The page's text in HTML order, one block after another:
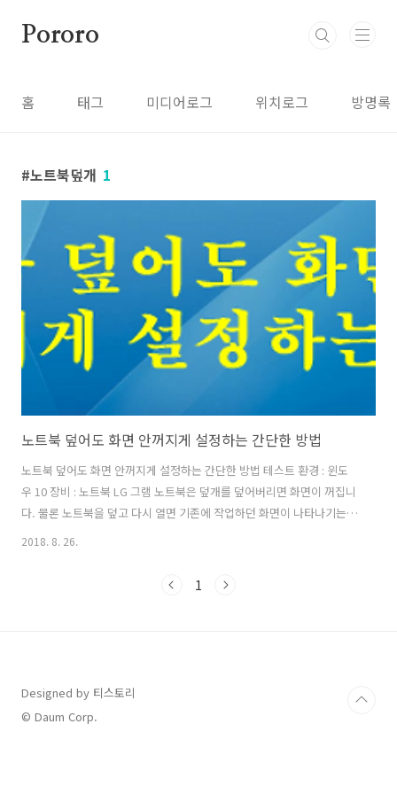
Pororo
홈 태그 미디어로그 위치로그 방명록
노트북덮개 1
노트북 덮어도 화면 안꺼지게 설정하는 간단한 방법
노트북 덮어도 화면 안꺼지게 설정하는 간단한 방법 테스트 환경 : 윈도
우 10 장비 : 노트북 LG 그램 노트북은 덮개를 덮어버리면 화면이 꺼집니
다. 물론 노트북을 덮고 다시 열면 기존에 작업하던 화면이 나타나기는
합니다. 이것은 노트북 덮개를 덮어버리면 작업 중이던 내용을 특정 메모
꺼내기 때문입니다. 만약 누군가가 이 노트북에 원격 데스크톱이나 팀뷰
2018. 8. 26.
1
Designed by 티스토리
© Daum Corp.